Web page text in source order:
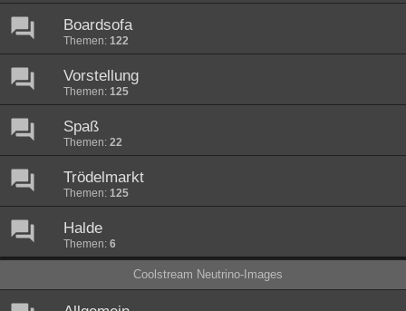
Boardsofa
Themen: 122
Vorstellung
Themen: 125
Spaß
Themen: 22
Trödelmarkt
Themen: 125
Halde
Themen: 6
Coolstream Neutrino-Images